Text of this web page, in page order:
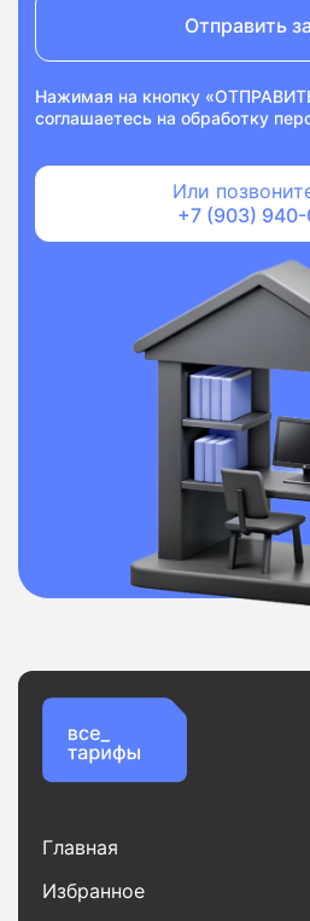
Отправить
Нажимая на кнопку
соглашаетесь на обработку
Или
+7 (903)
Главная
Избранное